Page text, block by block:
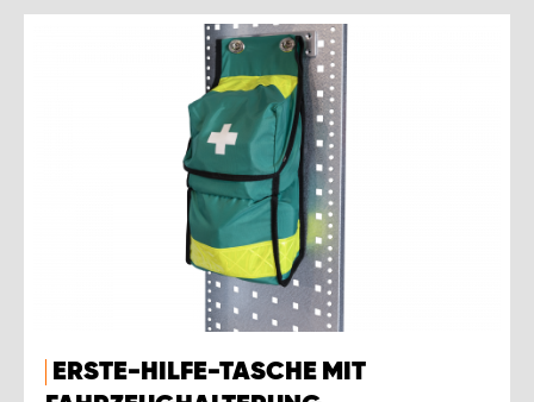
ERSTE-HILFE-TASCHE MIT
WORK SYSTEM MAGDEBURG
WORK SYSTEM OSNABRÜCK
WORK SYSTEM RHEINLAND
WORK SYSTEM STUTTGART